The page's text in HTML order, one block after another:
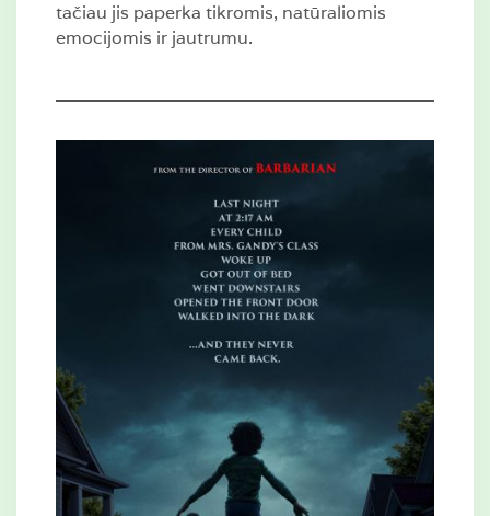
tačiau jis paperka tikromis, natūraliomis
emocijomis ir jautrumu.